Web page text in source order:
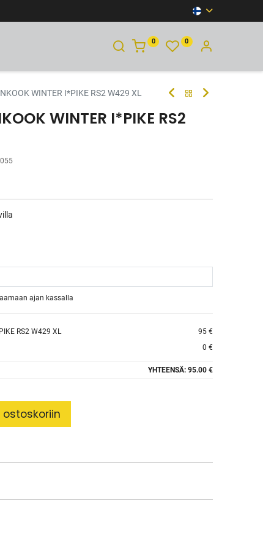
0 0
WINTER I*PIKE RS2 W429 XL
WINTER I*PIKE RS2
ajan kassalla
RS2 W429 XL
95 €
0 €
YHTEENSÄ: 95.00 €
ostoskoriin